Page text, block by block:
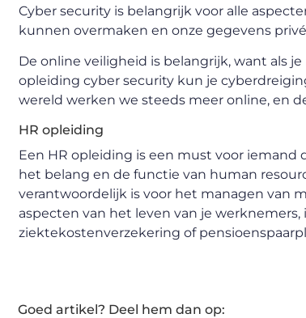
Cyber security is belangrijk voor alle
kunnen overmaken en onze gegevens
De online veiligheid is belangrijk, want als
opleiding cyber security kun je
wereld werken we steeds meer online, en
HR opleiding
Een HR opleiding is een must voor
het belang en de functie van human
verantwoordelijk is voor het managen van
aspecten van het leven van je
ziektekostenverzekering of
Goed artikel? Deel hem dan op: